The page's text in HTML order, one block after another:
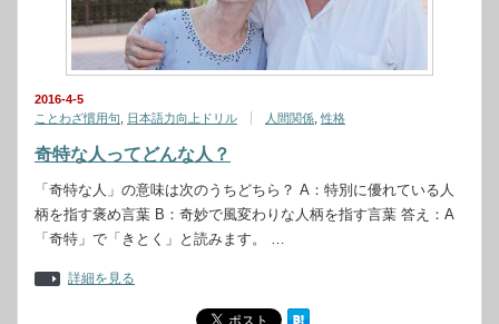
2016-4-5
ことわざ慣用句
日本語力向上ドリル 人間関係 ,性格
奇特な人ってどんな人？
「奇特な人」の意味は次のうちどちら？ A：特別に優れている人
柄を指す褒め言葉 B：奇妙で風変わりな人柄を指す言葉 答え：A
「奇特」で「きとく」と読みます。 …
詳細を見る